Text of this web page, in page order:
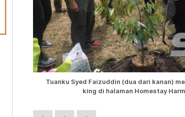
Tuanku Syed Faizuddin (dua dari kanan)
king di halaman Homestay